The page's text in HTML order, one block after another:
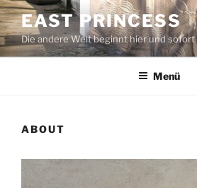
Zum
Inhalt
springen
EAST PRINCESS
Die andere Welt beginnt hier und sofort
Menü
ABOUT